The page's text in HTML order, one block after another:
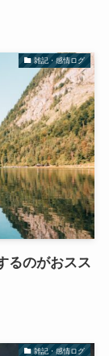
雑記・感情ログ
るのがおスス
雑記・感情ログ